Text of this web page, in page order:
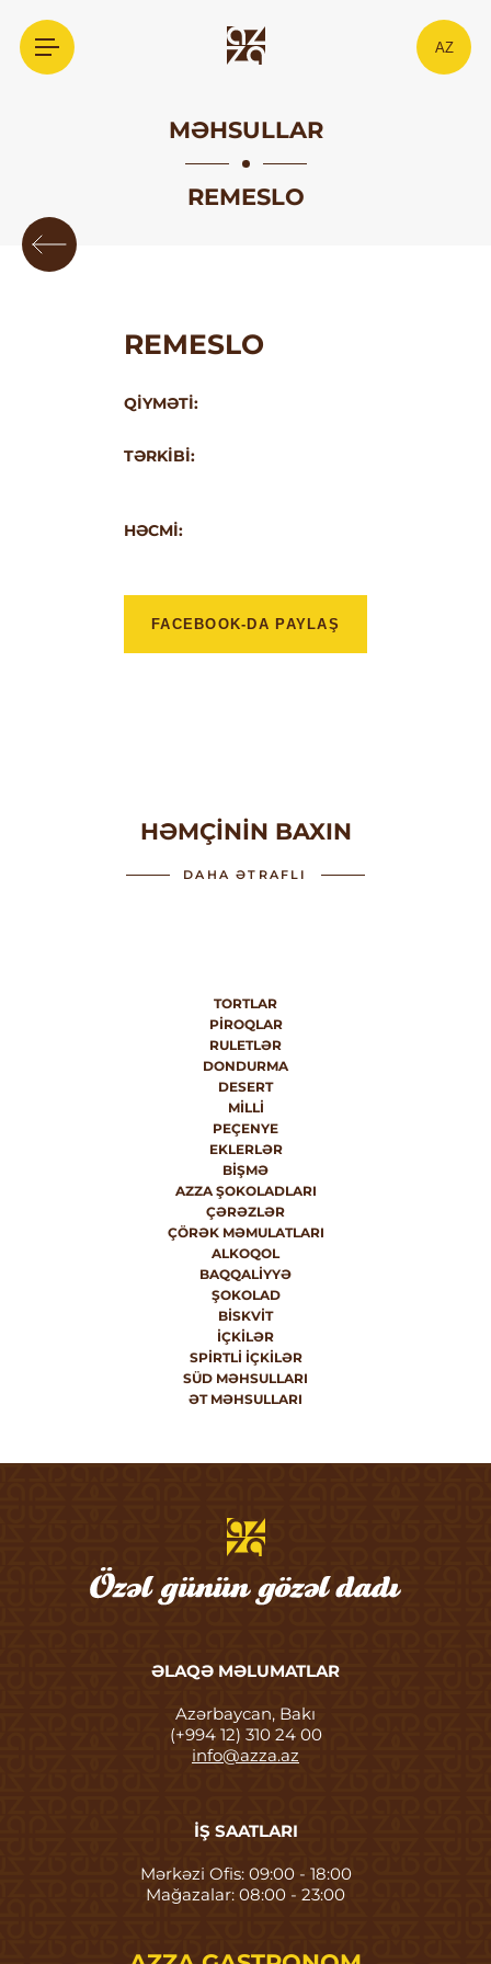
AZ
MƏHSULLAR
REMESLO
REMESLO
QIYMƏTI:
TƏRKIBI:
HƏCMI:
FACEBOOK-DA PAYLAŞ
HƏMÇININ BAXIN
DAHA ƏTRAFLI
TORTLAR
PIROQLAR
RULETLƏR
DONDURMA
DESERT
MILLI
PEÇENYE
EKLERLƏR
BIŞMƏ
AZZA ŞOKOLADLARI
ÇƏRƏZLƏR
ÇÖRƏK MƏMULATLARI
ALKOQOL
BAQQALIYYƏ
ŞOKOLAD
BISKVIT
İÇKILƏR
SPIRTLI İÇKILƏR
SÜD MƏHSULLARI
ƏT MƏHSULLARI
ƏLAQƏ MƏLUMATLAR
Azərbaycan, Bakı
(+994 12) 310 24 00
info@azza.az
İŞ SAATLARI
Mərkəzi Ofis: 09:00 - 18:00
Mağazalar: 08:00 - 23:00